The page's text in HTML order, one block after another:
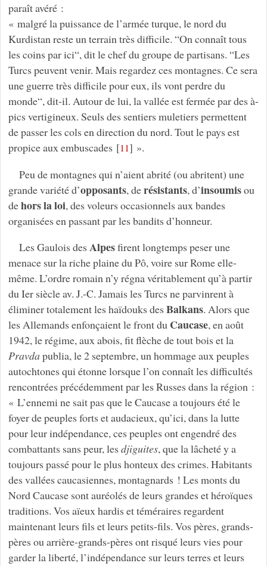
paraît avéré :
« malgré la puissance de l’armée turque, le nord du
Kurdistan reste un terrain très difficile. “On connaît tous
les coins par ici“, dit le chef du groupe de partisans. “Les
Turcs peuvent venir. Mais regardez ces montagnes. Ce sera
une guerre très difficile pour eux, ils vont perdre du
monde“, dit-il. Autour de lui, la vallée est fermée par des à-
pics vertigineux. Seuls des sentiers muletiers permettent
de passer les cols en direction du nord. Tout le pays est
propice aux embuscades [11] ».
Peu de montagnes qui n’aient abrité (ou abritent) une
grande variété d’opposants, derésistants, d’insoumisou
dehors la loi, des voleurs occasionnels aux bandes
organisées en passant par les bandits d’honneur.
Les Gaulois des Alpesfirent longtemps peser une
menace sur la riche plaine du Pô, voire sur Rome elle-
même. L’ordre romain n’y régna véritablement qu’à partir
du Ier siècle av. J.-C. Jamais les Turcs ne parvinrent à
éliminer totalement les haïdouks des Balkans. Alors que
les Allemands enfonçaient le front du Caucase, en août
1942, le régime, aux abois, fit flèche de tout bois et la
Pravdapublia, le 2 septembre, un hommage aux peuples
autochtones qui étonne lorsque l’on connaît les difficultés
rencontrées précédemment par les Russes dans la région :
« L’ennemi ne sait pas que le Caucase a toujours été le
foyer de peuples forts et audacieux, qu’ici, dans la lutte
pour leur indépendance, ces peuples ont engendré des
combattants sans peur, les djiguites, que la lâcheté y a
toujours passé pour le plus honteux des crimes. Habitants
des vallées caucasiennes, montagnards ! Les monts du
Nord Caucase sont auréolés de leurs grandes et héroïques
traditions. Vos aïeux hardis et téméraires regardent
maintenant leurs fils et leurs petits-fils. Vos pères, grands-
pères ou arrière-grands-pères ont risqué leurs vies pour
garder la liberté, l’indépendance sur leurs terres et leurs